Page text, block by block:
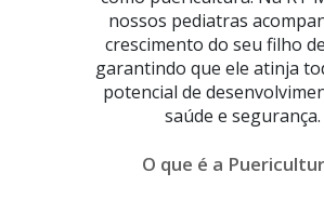
nossos pediatras
crescimento do seu filho
garantindo que ele atinja
potencial de
saúde e segurança.
O que é a